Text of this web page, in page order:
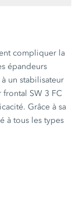
compliquer la
épandeurs
un stabilisateur
frontal SW 3 FC
Grâce à sa
à tous les types